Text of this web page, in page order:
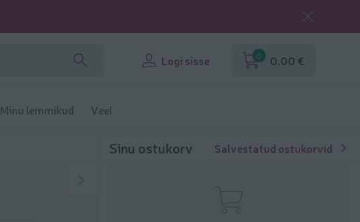
Logi sisse 0 0,00 €
Minu lemmikud Veel
Sinu ostukorv Salvestatud ostukorvid